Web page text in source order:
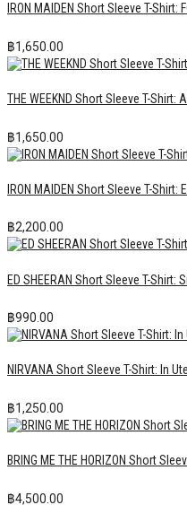
IRON MAIDEN Short Sleeve T-Shirt:
฿1,650.00
THE WEEKND Short Sleeve T-Shirt:
฿1,650.00
IRON MAIDEN Short Sleeve T-Shirt:
฿2,200.00
ED SHEERAN Short Sleeve T-Shirt:
฿990.00
NIRVANA Short Sleeve T-Shirt: In
฿1,250.00
BRING ME THE HORIZON Short
฿4,500.00